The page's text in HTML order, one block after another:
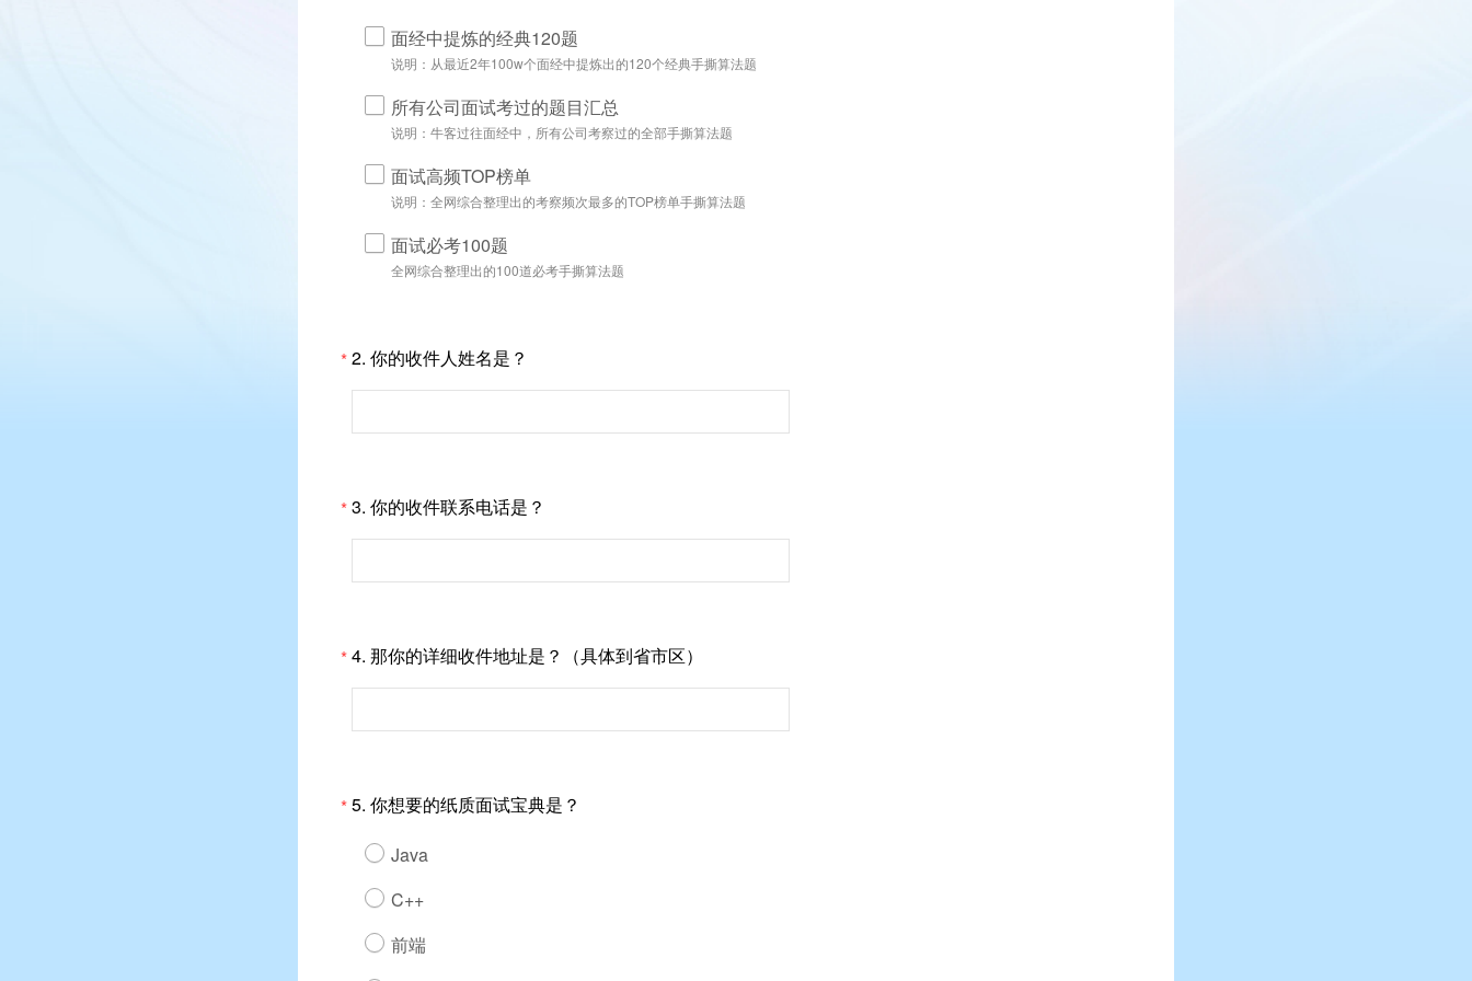
面经中提炼的经典120题
说明：从最近2年100w个面经中提炼出的120个经典手撕算法题
所有公司面试考过的题目汇总
说明：牛客过往面经中，所有公司考察过的全部手撕算法题
面试高频TOP榜单
说明：全网综合整理出的考察频次最多的TOP榜单手撕算法题
面试必考100题
全网综合整理出的100道必考手撕算法题
*2. 你的收件人姓名是？
*3. 你的收件联系电话是？
*4. 那你的详细收件地址是？（具体到省市区）
*5. 你想要的纸质面试宝典是？
Java
C++
前端